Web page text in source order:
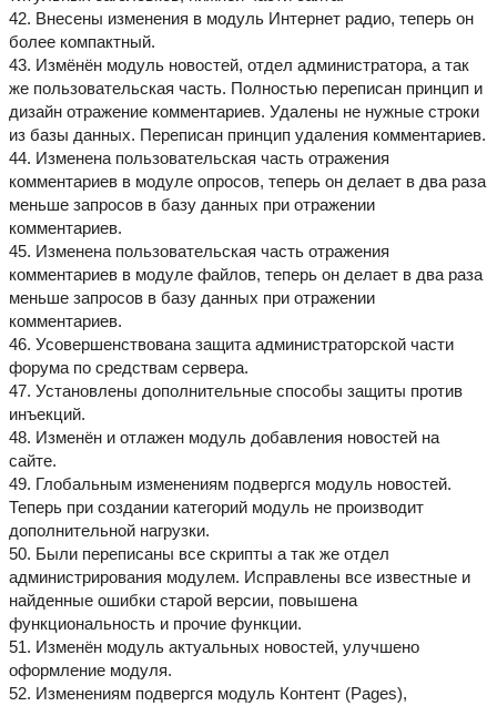
42. Внесены изменения в модуль Интернет радио, теперь он
более компактный.
43. Измёнён модуль новостей, отдел администратора, а так
же пользовательская часть. Полностью переписан принцип и
дизайн отражение комментариев. Удалены не нужные строки
из базы данных. Переписан принцип удаления комментариев.
44. Изменена пользовательская часть отражения
комментариев в модуле опросов, теперь он делает в два раза
меньше запросов в базу данных при отражении
комментариев.
45. Изменена пользовательская часть отражения
комментариев в модуле файлов, теперь он делает в два раза
меньше запросов в базу данных при отражении
комментариев.
46. Усовершенствована защита администраторской части
форума по средствам сервера.
47. Установлены дополнительные способы защиты против
инъекций.
48. Изменён и отлажен модуль добавления новостей на
сайте.
49. Глобальным изменениям подвергся модуль новостей.
Теперь при создании категорий модуль не производит
дополнительной нагрузки.
50. Были переписаны все скрипты а так же отдел
администрирования модулем. Исправлены все известные и
найденные ошибки старой версии, повышена
функциональность и прочие функции.
51. Изменён модуль актуальных новостей, улучшено
оформление модуля.
52. Изменениям подвергся модуль Контент (Pages),